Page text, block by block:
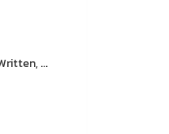
...